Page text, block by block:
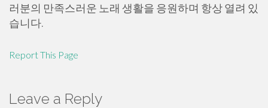
러분의 만족스러운 노래 생활을 응원하며 항상 열려 있
습니다.
Report This Page
Leave a Reply